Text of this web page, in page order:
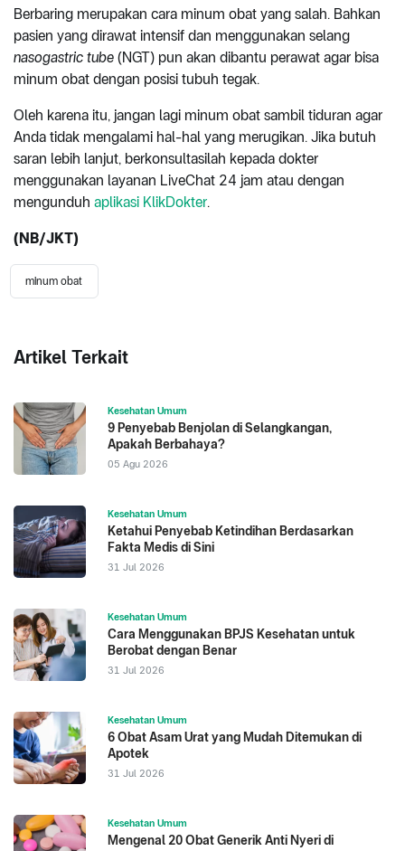
Berbaring merupakan cara minum obat yang salah. Bahkan
pasien yang dirawat intensif dan menggunakan selang
nasogastric tube (NGT) pun akan dibantu perawat agar bisa
minum obat dengan posisi tubuh tegak.
Oleh karena itu, jangan lagi minum obat sambil tiduran agar
Anda tidak mengalami hal-hal yang merugikan. Jika butuh
saran lebih lanjut, berkonsultasilah kepada dokter
menggunakan layanan LiveChat 24 jam atau dengan
mengunduh aplikasi KlikDokter.
(NB/JKT)
minum obat
Artikel Terkait
Kesehatan Umum
9 Penyebab Benjolan di Selangkangan,
Apakah Berbahaya?
05 Agu 2026
Kesehatan Umum
Ketahui Penyebab Ketindihan Berdasarkan
Fakta Medis di Sini
31 Jul 2026
Kesehatan Umum
Cara Menggunakan BPJS Kesehatan untuk
Berobat dengan Benar
31 Jul 2026
Kesehatan Umum
6 Obat Asam Urat yang Mudah Ditemukan di
Apotek
31 Jul 2026
Kesehatan Umum
Mengenal 20 Obat Generik Anti Nyeri di